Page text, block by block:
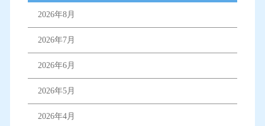
2026年8月
2026年7月
2026年6月
2026年5月
2026年4月